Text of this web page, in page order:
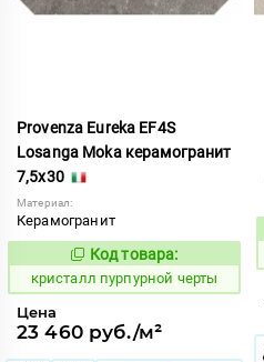
Provenza Eureka EF4S
Losanga Moka керамогранит
7,5x30
Материал:
Керамогранит
821995
Код товара:
кристалл пурпурной черты
Цена
23 460 руб./м²